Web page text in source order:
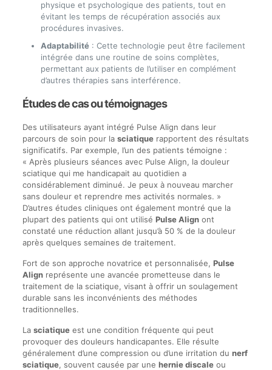
physique et psychologique des patients, tout en
évitant les temps de récupération associés aux
procédures invasives.
Adaptabilité: Cette technologie peut être facilement
intégrée dans une routine de soins complètes,
permettant aux patients de l’utiliser en complément
d’autres thérapies sans interférence.
Études de cas ou témoignages
Des utilisateurs ayant intégré Pulse Align dans leur
parcours de soin pour la sciatiquerapportent des résultats
significatifs. Par exemple, l’un des patients témoigne :
« Après plusieurs séances avec Pulse Align, la douleur
sciatique qui me handicapait au quotidien a
considérablement diminué. Je peux à nouveau marcher
sans douleur et reprendre mes activités normales. »
D’autres études cliniques ont également montré que la
plupart des patients qui ont utilisé Pulse Alignont
constaté une réduction allant jusqu’à 50 % de la douleur
après quelques semaines de traitement.
Fort de son approche novatrice et personnalisée, Pulse
Alignreprésente une avancée prometteuse dans le
traitement de la sciatique, visant à offrir un soulagement
durable sans les inconvénients des méthodes
traditionnelles.
La sciatiqueest une condition fréquente qui peut
provoquer des douleurs handicapantes. Elle résulte
généralement d’une compression ou d’une irritation du nerf
sciatique, souvent causée par une hernie discaleou